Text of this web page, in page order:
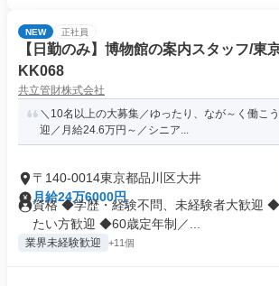
NEW 正社員
【日勤のみ】博物館の案内スタッフ/東
KK068
共立管財株式会社
＼10名以上の大募集／ゆったり、なが～く働こ
迎／月給24.6万円～／シニア...
〒140-0014東京都品川区大井
月給24万6000円
資格 ◆学歴・経験不問、未経験者大歓迎
たい方歓迎 ◆60歳定年制／...
業界未経験歓迎 +11個